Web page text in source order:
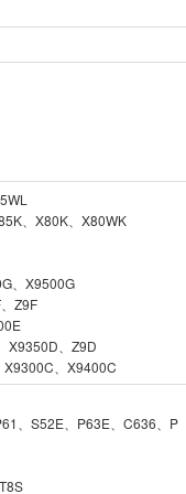
、X80K、X80WK
、X9500G
Z9F
X9350D、Z9D
、X9400C
、S52E、P63E、C636、P